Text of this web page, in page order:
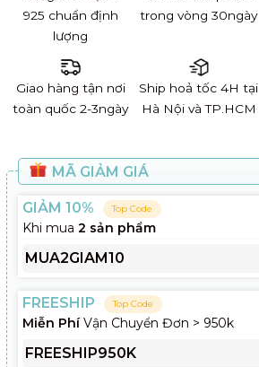
925 chuẩn định
lượng
trong vòng 30ngày
Giao hàng tận nơi
toàn quốc 2-3ngày
Ship hoả tốc 4H tại
Hà Nội và TP.HCM
MÃ GIẢM GIÁ
GIẢM 10% Top Code
Khi mua 2 sản phẩm
MUA2GIAM10
FREESHIP Top Code
Miễn PhíVận Chuyển Đơn > 950k
FREESHIP950K